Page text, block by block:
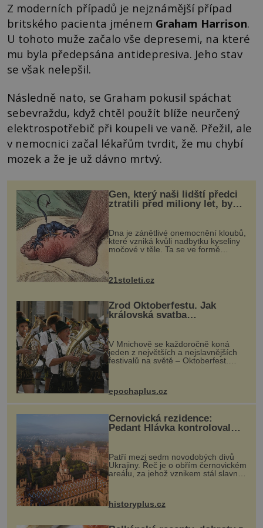
Z moderních případů je nejznámější případ
britského pacienta jménem Graham Harrison.
U tohoto muže začalo vše depresemi, na které
mu byla předepsána antidepresiva. Jeho stav
se však nelepšil.
Následně nato, se Graham pokusil spáchat
sebevraždu, když chtěl použít blíže neurčený
elektrospotřebič při koupeli ve vaně. Přežil, ale
v nemocnici začal lékařům tvrdit, že mu chybí
mozek a že je už dávno mrtvý.
Gen, který naši lidští předci
ztratili před miliony let, by
mohl pomoci s léčbou
„nemoci králů“
Dna je zánětlivé onemocnění kloubů,
které vzniká kvůli nadbytku kyseliny
močové v těle. Ta se ve formě
nohou, a způsobuje bole...
21stoleti.cz
Zrod Oktoberfestu. Jak
královská svatba
odstartovala největší pivní
festival světa
V Mnichově se každoročně koná
jeden z největších a nejslavnějších
festivalů na světě – Oktoberfest.
návštěvníků, kteří si vychutnávají
kultur...
epochaplus.cz
Černovická rezidence:
Pedant Hlávka kontroloval
Patří mezi sedm novodobých divů
Ukrajiny. Řeč je o obřím černovickém
areálu, za jehož vznikem stál slavný
český architekt Josef Hlávka. Ten si
na něm dal mimořádně záležet. Jeho
historyplus.cz